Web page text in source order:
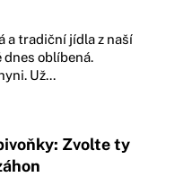
a tradiční jídla z naší
dnes oblíbená.
Už...
Zvolte ty